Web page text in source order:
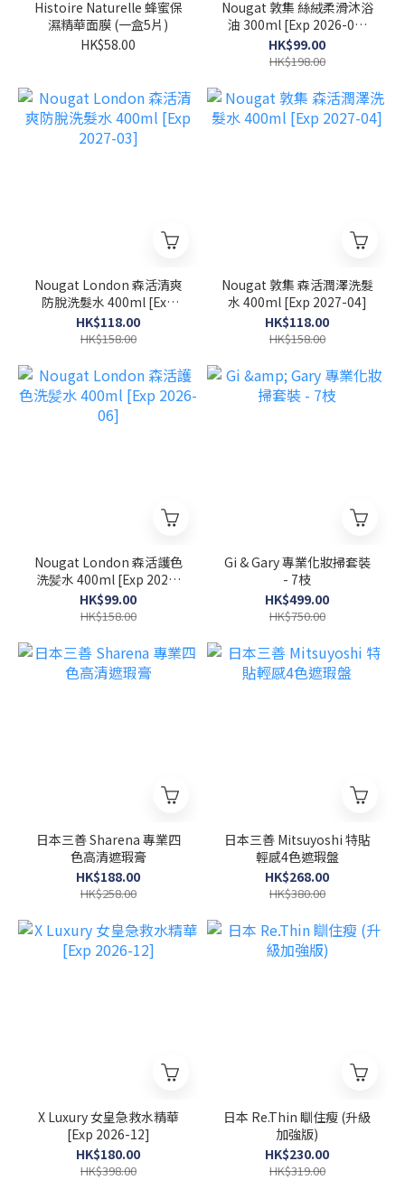
Histoire Naturelle 蜂蜜保
濕精華面膜 (一盒5片)
HK$58.00
Nougat 敦集 絲絨柔滑沐浴
油 300ml [Exp 2026-07-
30]
HK$99.00
HK$198.00
Nougat London 森活清爽
防脫洗髮水 400ml [Exp
2027-03]
HK$118.00
HK$158.00
Nougat 敦集 森活潤澤洗髮
水 400ml [Exp 2027-04]
HK$118.00
HK$158.00
Nougat London 森活護色
洗髪水 400ml [Exp 2026-
06]
HK$99.00
HK$158.00
Gi & Gary 專業化妝掃套裝
- 7枝
HK$499.00
HK$750.00
日本三善 Sharena 專業四
色高清遮瑕膏
HK$188.00
HK$258.00
日本三善 Mitsuyoshi 特貼
輕感4色遮瑕盤
HK$268.00
HK$380.00
X Luxury 女皇急救水精華
[Exp 2026-12]
HK$180.00
HK$398.00
日本 Re.Thin 瞓住瘦 (升級
加強版)
HK$230.00
HK$319.00